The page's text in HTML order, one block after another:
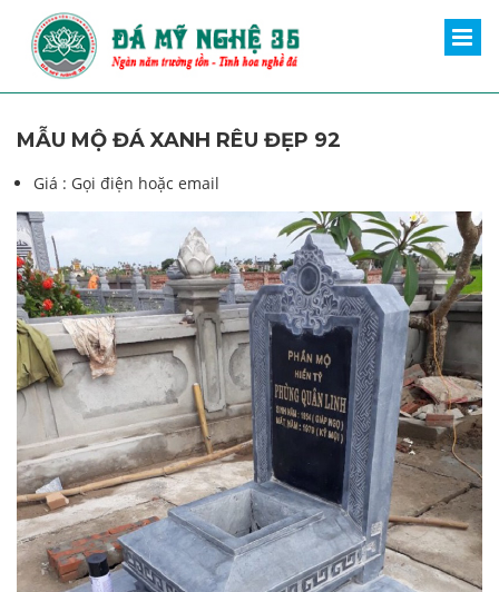
MẪU MỘ ĐÁ XANH RÊU ĐẸP 92
Giá : Gọi điện hoặc email